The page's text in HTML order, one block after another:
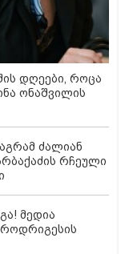
დღეები, როცა
ონაშვილის
ძალიან
რჩეული
მედია